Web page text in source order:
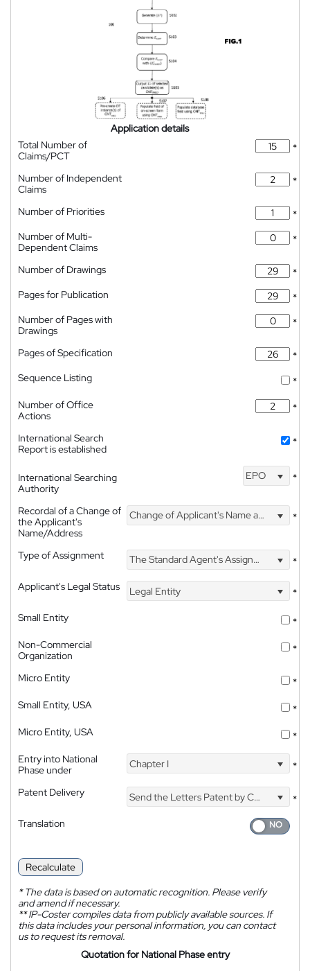
Application details
Total Number of
Claims/PCT
*
Number of Independent
Claims
*
Number of Priorities
*
Number of Multi-
Dependent Claims
*
Number of Drawings
*
Pages for Publication
*
Number of Pages with
Drawings
*
Pages of Specification
*
Sequence Listing
*
Number of Office
Actions
*
International Search
Report is established
*
International Searching
Authority
EPO *
Recordal of a Change of
the Applicant's
Name/Address
Change of Applicant's Name and Address *
Type of Assignment The Standard Agent's Assignment
*
Applicant's Legal Status
Legal Entity
*
Small Entity
*
Non-Commercial
Organization
*
Micro Entity
*
Small Entity, USA
*
Micro Entity, USA
*
Entry into National
Phase under
Chapter I *
Patent Delivery Send the Letters Patent by Courier
*
Translation
Recalculate
*The data is based on automatic recognition. Please verify
and amend if necessary.
**IP-Coster compiles data from publicly available sources. If
this data includes your personal information, you can contact
us to request its removal.
Quotation for National Phase entry